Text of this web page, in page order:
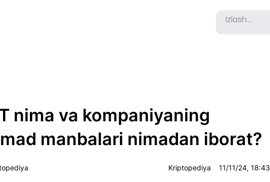
nima va kompaniyaning
manbalari nimadan iborat?
Kriptopediya 11/11/24, 18:43